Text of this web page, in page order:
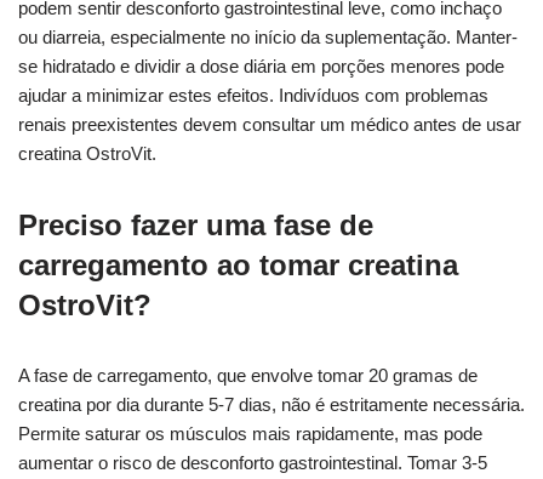
podem sentir desconforto gastrointestinal leve, como inchaço
ou diarreia, especialmente no início da suplementação. Manter-
se hidratado e dividir a dose diária em porções menores pode
ajudar a minimizar estes efeitos. Indivíduos com problemas
renais preexistentes devem consultar um médico antes de usar
creatina OstroVit.
Preciso fazer uma fase de
carregamento ao tomar creatina
OstroVit?
A fase de carregamento, que envolve tomar 20 gramas de
creatina por dia durante 5-7 dias, não é estritamente necessária.
Permite saturar os músculos mais rapidamente, mas pode
aumentar o risco de desconforto gastrointestinal. Tomar 3-5